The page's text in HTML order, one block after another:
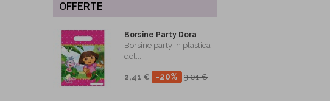
OFFERTE
Borsine Party Dora
Borsine party in plastica
del...
2,41 € -20% 3,01 €